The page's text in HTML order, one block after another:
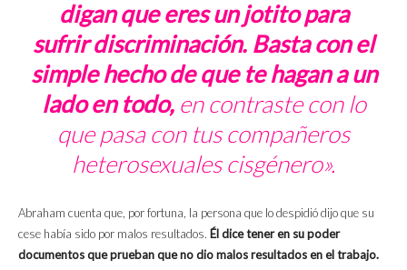
digan que eres un jotito para
sufrir discriminación. Basta con el
simple hecho de que te hagan a un
lado en todo,en contraste con lo
que pasa con tus compañeros
heterosexuales cisgénero».
Abraham cuenta que, por fortuna, la persona que lo despidió dijo que su
cese había sido por malos resultados. Él dice tener en su poder
documentos que prueban que no dio malos resultados en el trabajo.